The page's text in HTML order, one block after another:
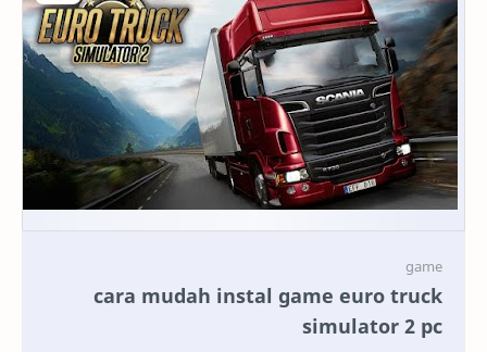
cara mudah instal game euro truck
simulator 2 pc